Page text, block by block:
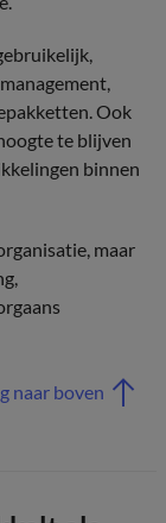
Ook
te blijven
binnen
maar
naar boven